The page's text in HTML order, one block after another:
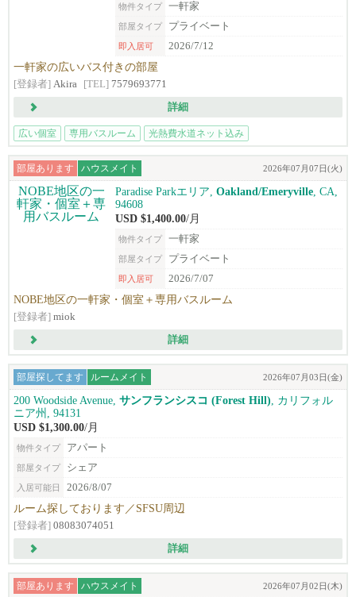
物件タイプ 一軒家
部屋タイプ プライベート
即入居可 2026/7/12
一軒家の広いバス付きの部屋
[登録者] Akira [TEL] 7579693771
詳細
広い個室 専用バスルーム 光熱費水道ネット込み
部屋あります ハウスメイト 2026年07月07日(火)
Paradise Parkエリア, Oakland/Emeryville , CA,
94608
USD $1,400.00/月
物件タイプ 一軒家
部屋タイプ プライベート
即入居可 2026/7/07
NOBE地区の一軒家・個室＋専用バスルーム
[登録者] miok
詳細
部屋探してます ルームメイト 2026年07月03日(金)
200 Woodside Avenue, サンフランシスコ (Forest Hill) , カリフォル
ニア州, 94131
USD $1,300.00/月
物件タイプ アパート
部屋タイプ シェア
入居可能日 2026/8/07
ルーム探しております／SFSU周辺
[登録者] 08083074051
詳細
部屋あります ハウスメイト 2026年07月02日(木)